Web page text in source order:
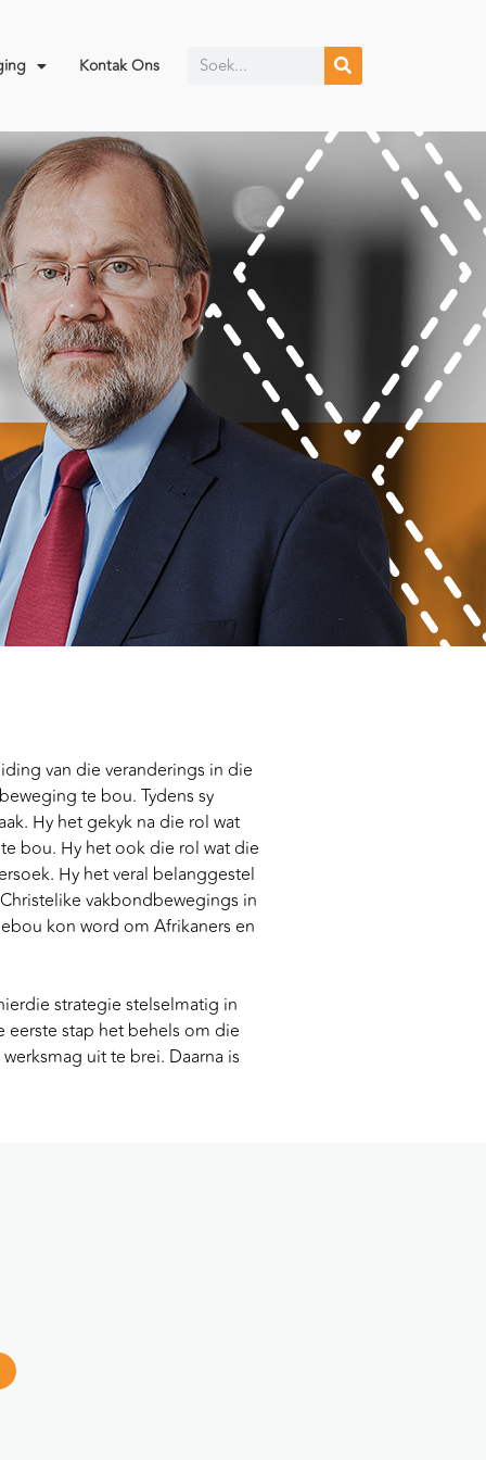
Kontak Ons
van die veranderings in die
te bou. Tydens sy
Hy het gekyk na die rol wat
bou. Hy het ook die rol wat die
Hy het veral belanggestel
vakbondbewegings in
kon word om Afrikaners en
strategie stelselmatig in
eerste stap het behels om die
uit te brei. Daarna is